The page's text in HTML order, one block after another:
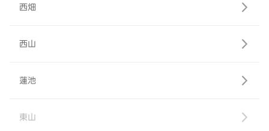
西畑
西山
蓮池
東山